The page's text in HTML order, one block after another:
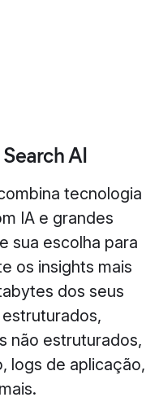
AI
tecnologia
IA e grandes
sua escolha para
os insights mais
dos seus
não estruturados,
logs de aplicação,